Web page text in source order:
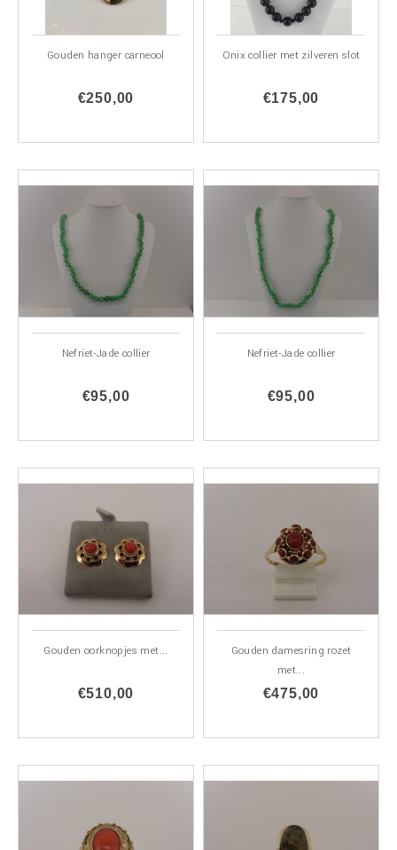
Gouden hanger carneool
€250,00
Onix collier met zilveren slot
€175,00
Nefriet-Jade collier
€95,00
Nefriet-Jade collier
€95,00
Gouden oorknopjes met...
€510,00
Gouden damesring rozet
met...
€475,00